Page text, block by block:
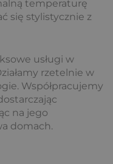
temperaturę
się stylistycznie z
usługi w
rzetelnie w
Współpracujemy
na jego
domach.